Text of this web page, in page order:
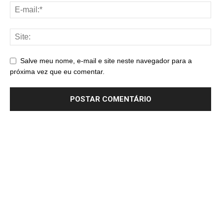
Salve meu nome, e-mail e site neste navegador para a
próxima vez que eu comentar.